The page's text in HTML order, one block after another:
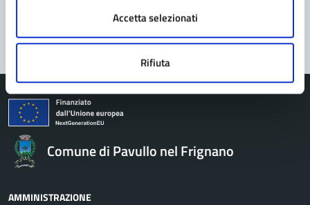
Accetta selezionati
Rifiuta
Segnala disservizio
Comune di Pavullo nel Frignano
AMMINISTRAZIONE